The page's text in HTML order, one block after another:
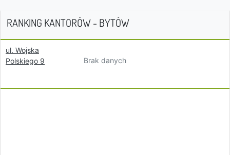
RANKING KANTORÓW - BYTÓW
ul. Wojska
Polskiego 9
Brak danych